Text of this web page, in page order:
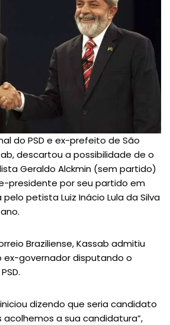
do PSD e ex-prefeito de São
descartou a possibilidade de o
Geraldo Alckmin (sem partido)
presidente por seu partido em
petista Luiz Inácio Lula da Silva
Braziliense, Kassab admitiu
ex-governador disputando o
dizendo que seria candidato
acolhemos a sua candidatura”,